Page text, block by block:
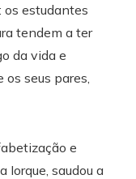
os estudantes
tendem a ter
da vida e
seus pares,
e
Iorque, saudou a